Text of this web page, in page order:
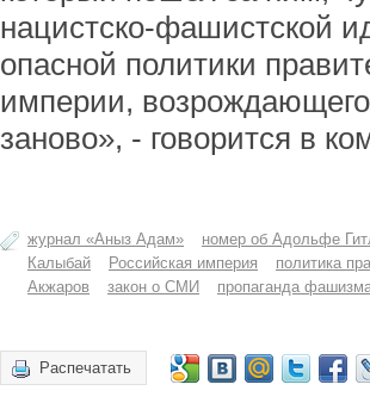
нацистско-фашистской
опасной политики
империи,
заново», - говорится в
журнал «Аныз Адам» номер об Адольфе
Калыбай
Российская империя политика
Акжаров
закон о СМИ пропаганда
Распечатать